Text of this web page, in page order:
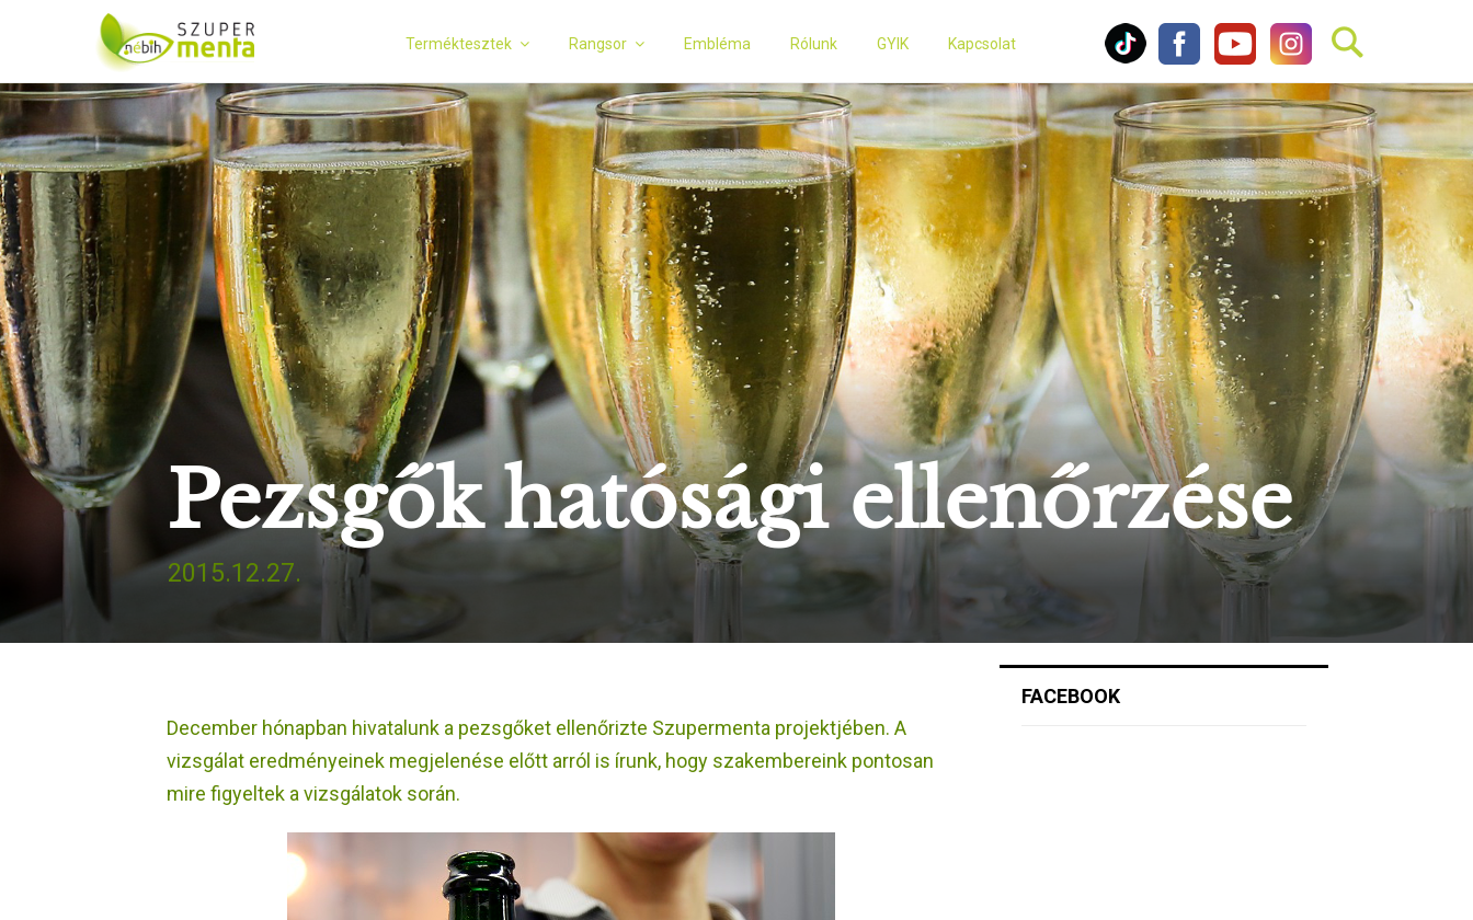
Terméktesztek Rangsor Embléma Rólunk GYIK Kapcsolat
Pezsgők hatósági ellenőrzése
2015.12.27.
December hónapban hivatalunk a pezsgőket ellenőrizte Szupermenta projektjében. A
vizsgálat eredményeinek megjelenése előtt arról is írunk, hogy szakembereink pontosan
mire figyeltek a vizsgálatok során.
FACEBOOK